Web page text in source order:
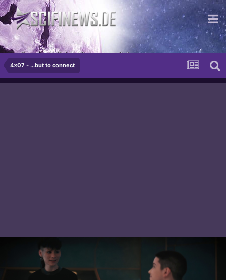
...die schrecklichste Potenz von Gut
4x07 - ...but to connect